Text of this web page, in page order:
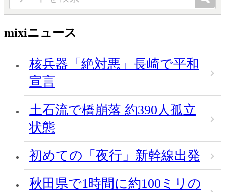
mixiニュース
核兵器「絶対悪」長崎で平和
宣言
土石流で橋崩落 約390人孤立
状態
初めての「夜行」新幹線出発
秋田県で1時間に約100ミリの